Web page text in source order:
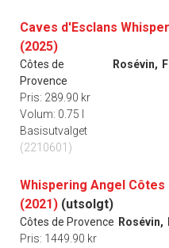
Caves d'Esclans
(2025)
Côtes de
Provence
Rosévin,
Pris: 289.90 kr
Volum: 0.75 l
Basisutvalget
(2210601)
Whispering Angel
(2021) (utsolgt)
Côtes de Provence Rosévin,
Pris: 1449.90 kr